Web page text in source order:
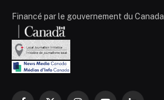
Financé par le gouvernement du Canada